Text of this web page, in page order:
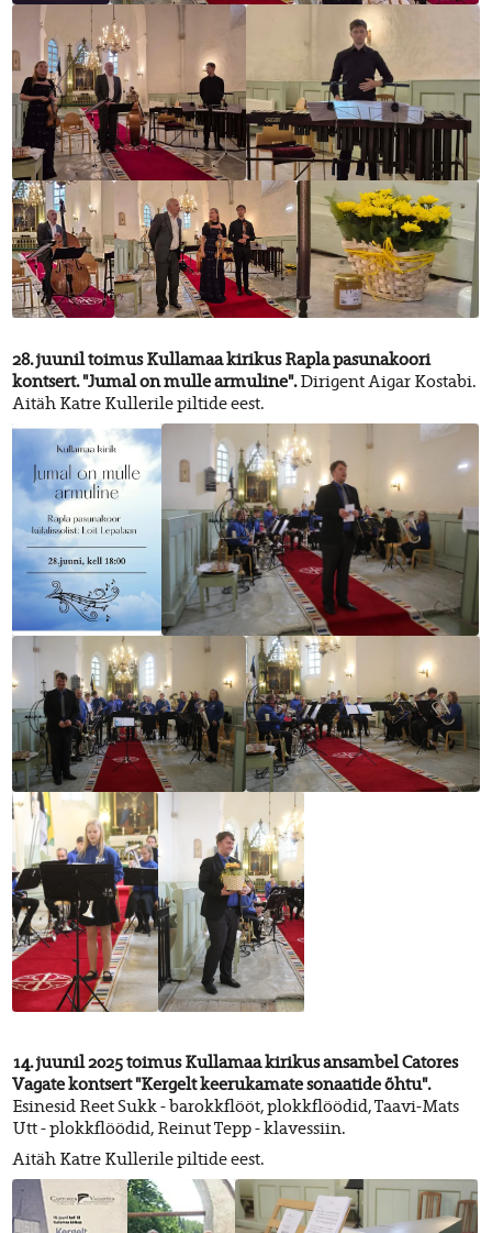
28. juunil toimus Kullamaa kirikus Rapla pasunakoori
kontsert. "Jumal on mulle armuline".Dirigent Aigar Kostabi.
Aitäh Katre Kullerile piltide eest.
14. juunil 2025 toimus Kullamaa kirikus ansambel Catores
Vagate kontsert "Kergelt keerukamate sonaatide õhtu".
Esinesid Reet Sukk - barokkflööt, plokkflöödid, Taavi-Mats
Utt - plokkflöödid, Reinut Tepp - klavessiin.
Aitäh Katre Kullerile piltide eest.